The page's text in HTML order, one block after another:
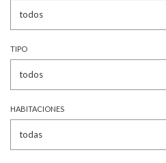
TIPO
HABITACIONES